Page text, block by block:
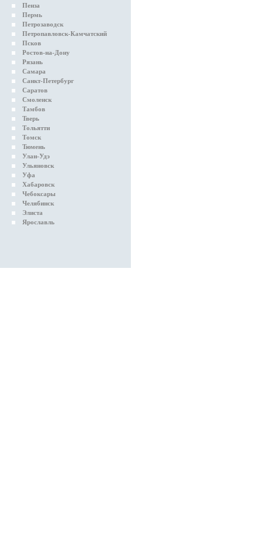
Пенза
Пермь
Петрозаводск
Петропавловск-Камчатский
Псков
Ростов-на-Дону
Рязань
Самара
Санкт-Петербург
Саратов
Смоленск
Тамбов
Тверь
Тольятти
Томск
Тюмень
Улан-Удэ
Ульяновск
Уфа
Хабаровск
Чебоксары
Челябинск
Элиста
Ярославль